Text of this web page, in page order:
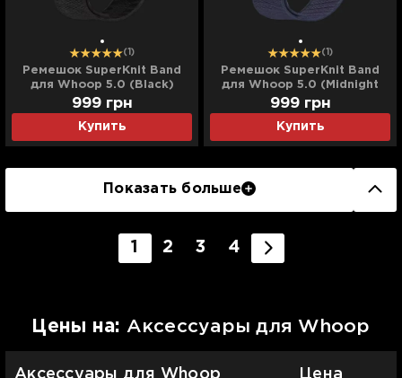
(1)
Ремешок SuperKnit Band
для Whoop 5.0 (Black)
Купить
999 грн
(1)
Ремешок SuperKnit Band
для Whoop 5.0 (Midnight
Blue)
Купить
999 грн
Показать больше
1 2 3 4
Цены на: Аксессуары для Whoop
Аксессуары для Whoop Цена